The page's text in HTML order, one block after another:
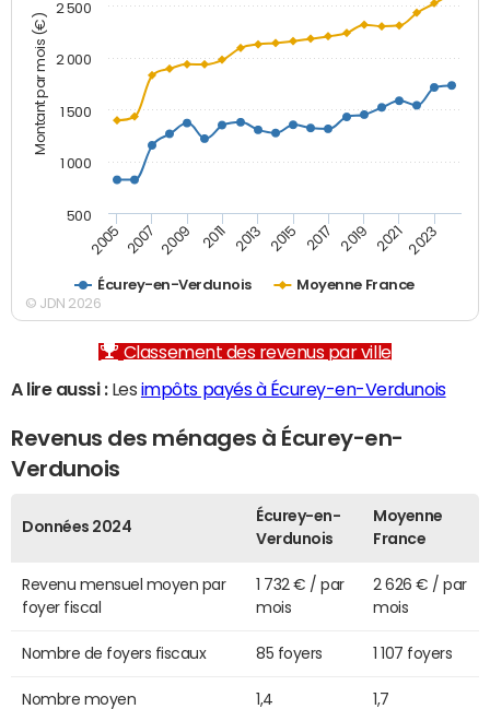
Montant par mois (€)
Écurey-en-Verdunois Moyenne France
2005 2007 2009 2011 2013 2015 2017 2019 2021 2023
500
1 000
1 500
2 000
2 500
© JDN 2026
Classement des revenus par ville
A lire aussi :Les impôts payés à Écurey-en-Verdunois
Revenus des ménages à Écurey-en-
Verdunois
Données 2024
Écurey-en-
Verdunois
Moyenne
France
Revenu mensuel moyen par
foyer fiscal
1 732 € / par
mois
2 626 € / par
mois
Nombre de foyers fiscaux 85 foyers 1 107 foyers
Nombre moyen
1,4
1,7